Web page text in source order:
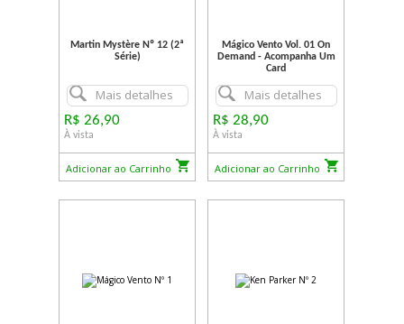
Martin Mystère Nº 12 (2ª
Série)
Mais detalhes
R$ 26,90
À vista
Adicionar ao Carrinho
Mágico Vento Vol. 01 On
Demand - Acompanha Um
Card
Mais detalhes
R$ 28,90
À vista
Adicionar ao Carrinho